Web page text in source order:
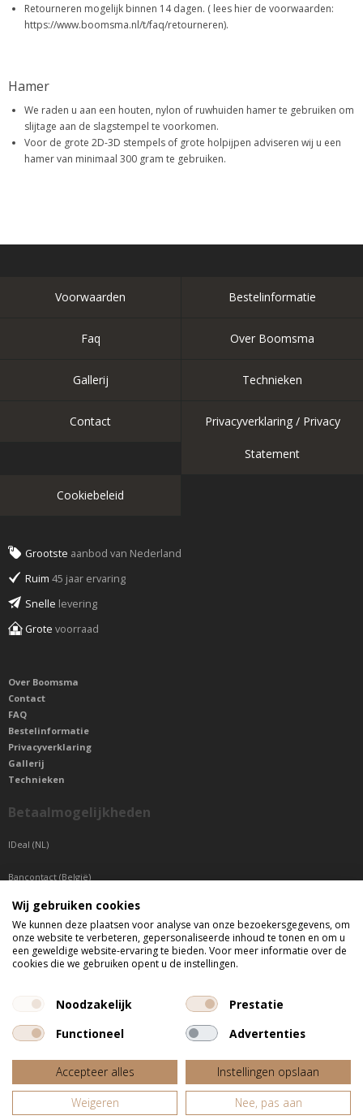
Retourneren mogelijk binnen 14 dagen. ( lees hier de voorwaarden:
https://www.boomsma.nl/t/faq/retourneren).
Hamer
We raden u aan een houten, nylon of ruwhuiden hamer te gebruiken om
slijtage aan de slagstempel te voorkomen.
Voor de grote 2D-3D stempels of grote holpijpen adviseren wij u een
hamer van minimaal 300 gram te gebruiken.
Voorwaarden Bestelinformatie
Faq Over Boomsma
Gallerij Technieken
Contact Privacyverklaring / Privacy
Statement
Cookiebeleid
Grootste aanbod van Nederland
Ruim 45 jaar ervaring
Snelle levering
Grote voorraad
Over Boomsma
Contact
FAQ
Bestelinformatie
Privacyverklaring
Gallerij
Technieken
Betaalmogelijkheden
IDeal (NL)
Bancontact (België)
Sepa betaling (Overige landen)
Telefonisch bereikbaar
Website door
Fastware
Wij gebruiken cookies
We kunnen deze plaatsen voor analyse van onze bezoekersgegevens, om
onze website te verbeteren, gepersonaliseerde inhoud te tonen en om u
een geweldige website-ervaring te bieden. Voor meer informatie over de
cookies die we gebruiken opent u de instellingen.
Noodzakelijk
Prestatie
Functioneel
Advertenties
Accepteer alles
Instellingen opslaan
Weigeren
Nee, pas aan